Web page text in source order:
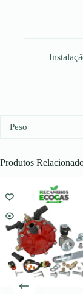
Peso
Produtos